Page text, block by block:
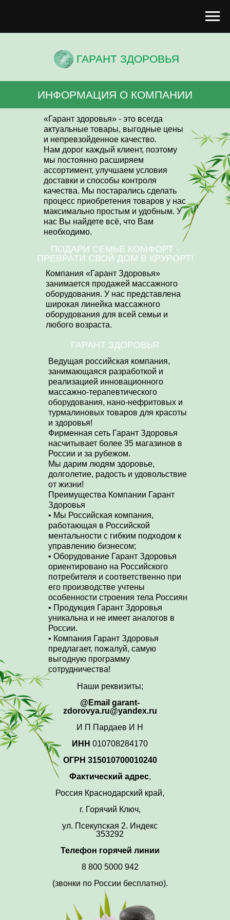
ГАРАНТ ЗДОРОВЬЯ
Ведущая российская компания,
занимающаяся разработкой и
реализацией инновационного
массажно-терапевтического
оборудования, нано-нефритовых и
турмалиновых товаров для красоты
и здоровья!
Фирменная сеть Гарант Здоровья
насчитывает более 35 магазинов в
России и за рубежом.
Мы дарим людям здоровье,
долголетие, радость и удовольствие
от жизни!
Преимущества Компании Гарант
Здоровья
• Мы Российская компания,
работающая в Российской
ментальности с гибким подходом к
управлению бизнесом;
• Оборудование Гарант Здоровья
ориентировано на Российского
потребителя и соответственно при
его производстве учтены
особенности строения тела Россиян
• Продукция Гарант Здоровья
уникальна и не имеет аналогов в
России.
• Компания Гарант Здоровья
предлагает, пожалуй, самую
выгодную программу
сотрудничества!
ПОДАРИ СЕМЬЕ КОМФОРТ -
ПРЕВРАТИ СВОЙ ДОМ В КРУРОРТ!
Компания «Гарант Здоровья»
занимается продажей массажного
оборудования. У нас представлена
широкая линейка массажного
оборудования для всей семьи и
любого возраста.
«Гарант здоровья» - это всегда
актуальные товары, выгодные цены
и непревзойденное качество.
Нам дорог каждый клиент, поэтому
мы постоянно расширяем
ассортимент, улучшаем условия
доставки и способы контроля
качества. Мы постарались сделать
процесс приобретения товаров у нас
максимально простым и удобным. У
нас Вы найдете всё, что Вам
необходимо.
ГАРАНТ ЗДОРОВЬЯ
Наши реквизиты;
@Email garant-
zdorovya.ru@yandex.ru
И П Пардаев И Н
ИНН 010708284170
ОГРН 315010700010240
Фактический адрес,
Россия Краснодарский край,
г. Горячий Ключ,
ул. Псекупская 2. Индекс
353292
Телефон горячей линии
8 800 5000 942
(звонки по России бесплатно).
ИНФОРМАЦИЯ О КОМПАНИИ